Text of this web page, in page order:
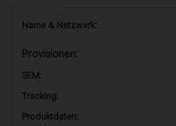
Name & Netzwerk:
Provisionen:
SEM:
Tracking:
Produktdaten: